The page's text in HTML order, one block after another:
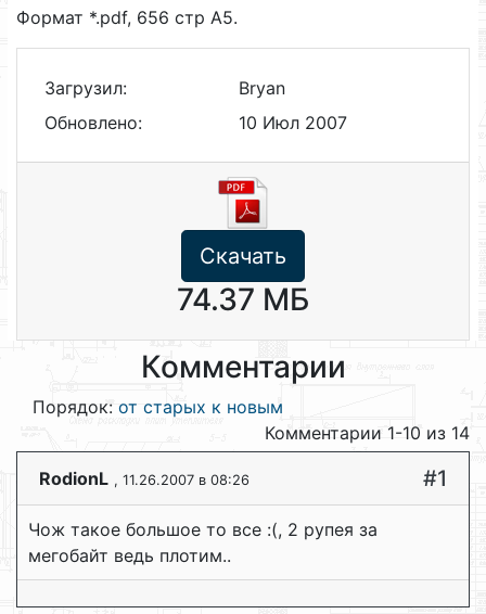
Формат *.pdf, 656 стр А5.
Загрузил:
Bryan
Обновлено:
10 Июл 2007
Скачать
74.37 МБ
Комментарии
Порядок: от старых к новым
Комментарии 1-10 из 14
RodionL , 11.26.2007 в 08:26 #1
Чож такое большое то все :(, 2 рупея за
мегобайт ведь плотим..